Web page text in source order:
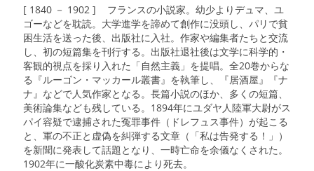
[ 1840 － 1902 ] フランスの小説家。幼少よりデュマ、ユ
ゴーなどを耽読。大学進学を諦めて創作に没頭し、パリで貧
困生活を送った後、出版社に入社。作家や編集者たちと交流
し、初の短篇集を刊行する。出版社退社後は文学に科学的・
客観的視点を採り入れた「自然主義」を提唱。全20巻からな
る『ルーゴン・マッカール叢書』を執筆し、『居酒屋』『ナ
ナ』などで人気作家となる。長篇小説のほか、多くの短篇、
美術論集なども残している。1894年にユダヤ人陸軍大尉がス
パイ容疑で逮捕された冤罪事件（ドレフュス事件）が起こる
と、軍の不正と虚偽を糾弾する文章（「私は告発する！」）
を新聞に発表して話題となり、一時亡命を余儀なくされた。
1902年に一酸化炭素中毒により死去。